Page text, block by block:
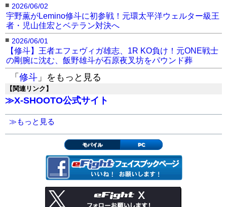
■ 2026/06/02
宇野薫がLemino修斗に初参戦！元環太平洋ウェルター級王
者・児山佳宏とベテラン対決へ
■ 2026/06/01
【修斗】王者エフェヴィガ雄志、1R KO負け！元ONE戦士
の剛腕に沈む、飯野雄斗が石原夜叉坊をパウンド葬
「 修斗 」をもっと見る
【関連リンク】
≫X-SHOOTO公式サイト
≫もっと見る
モバイル PC